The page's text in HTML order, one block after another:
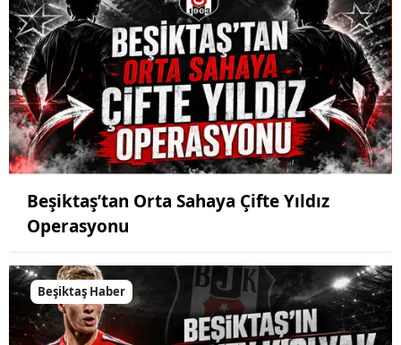
Beşiktaş’tan Orta Sahaya Çifte Yıldız
Operasyonu
Beşiktaş Haber